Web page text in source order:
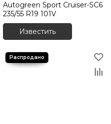
Autogreen Sport Cruiser-SC6
235/55 R19 101V
Известить